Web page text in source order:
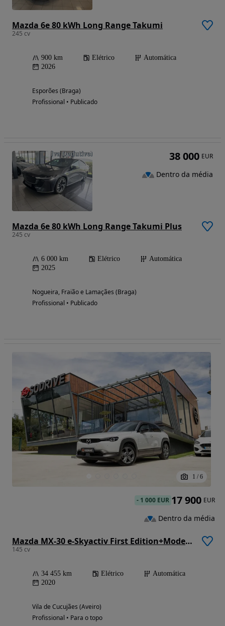
Mazda 6e 80 kWh Long Range Takumi
245 cv
900 km Elétrico
Automática
2026
Esporões (Braga)
Profissional • Publicado
Mazda 6e 80 kWh Long Range Takumi Plus
245 cv
6 000 km Elétrico
Automática
2025
Nogueira, Fraião e Lamaçães (Braga)
Profissional • Publicado
38 000 EUR
Dentro da média
1 / 6
Mazda MX-30 e-Skyactiv First Edition+Modern Confidence
145 cv
34 455 km Elétrico
Automática
2020
Vila de Cucujães (Aveiro)
Profissional • Para o topo
- 1 000 EUR 17 900 EUR
Dentro da média